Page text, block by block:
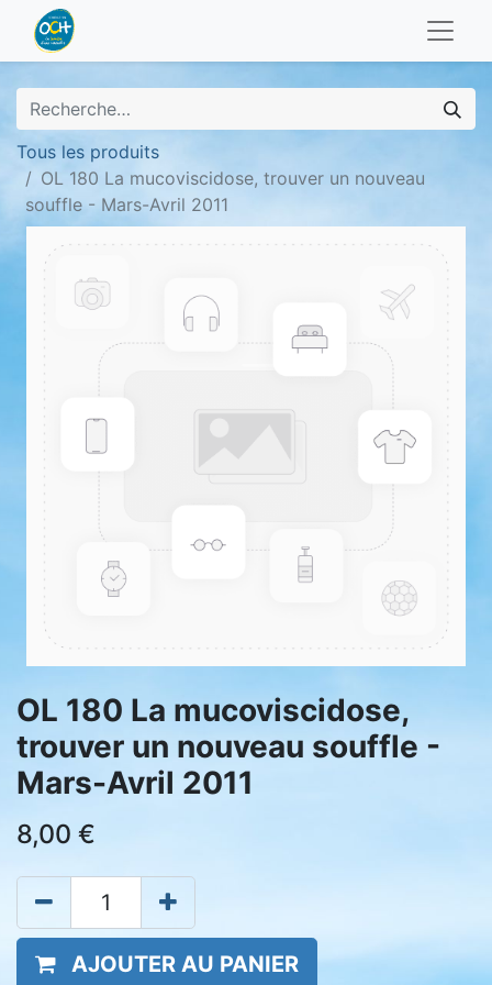
Tous les produits
OL 180 La mucoviscidose, trouver un nouveau
souffle - Mars-Avril 2011
OL 180 La mucoviscidose,
trouver un nouveau souffle -
Mars-Avril 2011
8,00 €
AJOUTER AU PANIER